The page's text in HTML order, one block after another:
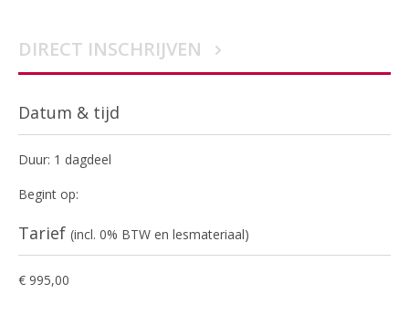
DIRECT INSCHRIJVEN
Datum & tijd
Duur: 1 dagdeel
Begint op:
Tarief (incl. 0% BTW en lesmateriaal)
€ 995,00